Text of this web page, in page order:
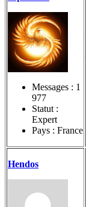
Messages : 1
977
Statut :
Expert
Pays : France
Hendos